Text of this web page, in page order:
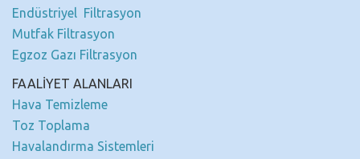
Endüstriyel Filtrasyon
Mutfak Filtrasyon
Egzoz Gazı Filtrasyon
FAALİYET ALANLARI
Hava Temizleme
Toz Toplama
Havalandırma Sistemleri